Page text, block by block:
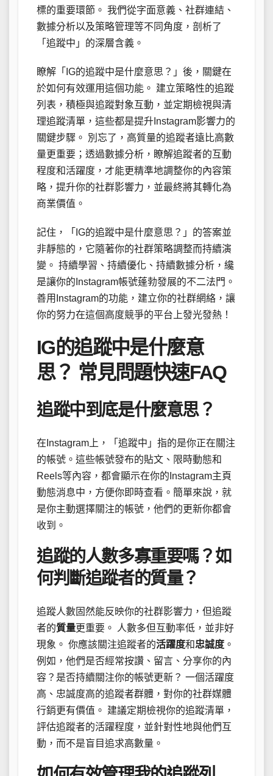
標的重要環節。 我們從字面意義、社群連結、
數據分析以及策略管理等不同角度，剖析了
「追蹤中」的深層含義。
瞭解「IG的追蹤中是什麼意思？」後，關鍵在
於如何有效運用這個功能。 建立策略性的追蹤
列表，積極與追蹤對象互動，並定期檢視與清
理追蹤清單，這些都是提升Instagram影響力的
關鍵步驟。 別忘了，高質量的追蹤者遠比高數
量更重要；透過數據分析，瞭解追蹤者的互動
程度和活躍度，才能更精準地調整你的內容策
略，提升你的社群影響力，並最終將其轉化為
商業價值。
記住，「IG的追蹤中是什麼意思？」的答案並
非靜態的，它隨著你的社群策略調整而持續演
變。 持續學習、持續優化、持續數據分析，纔
是讓你的Instagram帳號蓬勃發展的不二法門。
善用Instagram的功能，建立你的社群網絡，讓
你的努力在這個高度競爭的平台上發光發熱！
IG的追蹤中是什麼意
思？ 常見問題快速FAQ
追蹤中到底是什麼意思？
在Instagram上，「追蹤中」指的是你正在關注
的帳號。這些帳號發布的貼文、限時動態和
Reels等內容，都會顯示在你的Instagram主頁
動態消息中，方便你即時查看。簡單來說，就
是你主動選擇關注的帳號，他們的更新你都會
收到。
追蹤的人數多寡重要嗎？如
何判斷追蹤者的質量？
追蹤人數固然能反映你的社群影響力，但追蹤
者的質量更重要。 人數多但互動率低，並非好
現象。 你應該關注追蹤者的活躍度和忠誠度 。
例如，他們是否經常按讚、留言、分享你的內
容？是否持續關注你的帳號更新？ 一個活躍度
高、忠誠度高的追蹤者群體，對你的社群媒體
行銷更有價值。 建議定期檢視你的追蹤清單，
評估追蹤者的活躍程度，並針對性地與他們互
動，而不是盲目追求高數量。